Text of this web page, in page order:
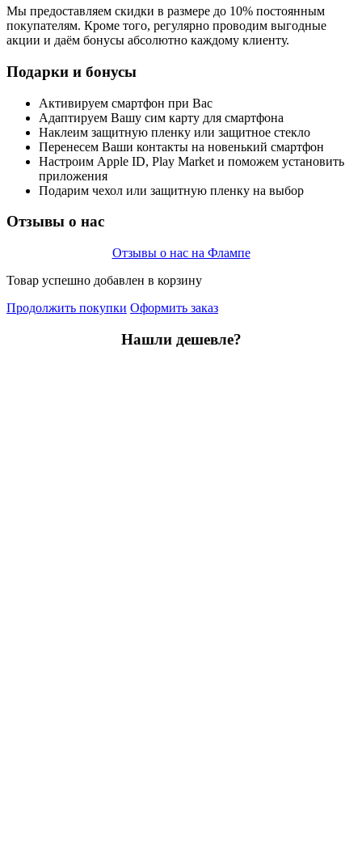
Мы предоставляем скидки в размере до 10% постоянным
покупателям. Кроме того, регулярно проводим выгодные
акции и даём бонусы абсолютно каждому клиенту.
Подарки и бонусы
Активируем смартфон при Вас
Адаптируем Вашу сим карту для смартфона
Наклеим защитную пленку или защитное стекло
Перенесем Ваши контакты на новенький смартфон
Настроим Apple ID, Play Market и поможем установить
приложения
Подарим чехол или защитную пленку на выбор
Отзывы о нас
Отзывы о нас на Флампе
Товар успешно добавлен в корзину
Продолжить покупки Оформить заказ
Нашли дешевле?